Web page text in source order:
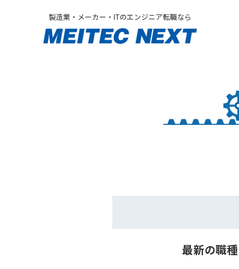
製造業・メーカー・ITのエンジニア転職なら
最新の職種